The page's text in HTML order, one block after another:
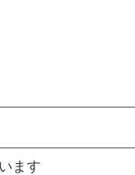
ます